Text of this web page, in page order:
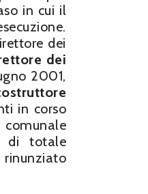
in cui il
dei
dei
2001,
in corso
di totale